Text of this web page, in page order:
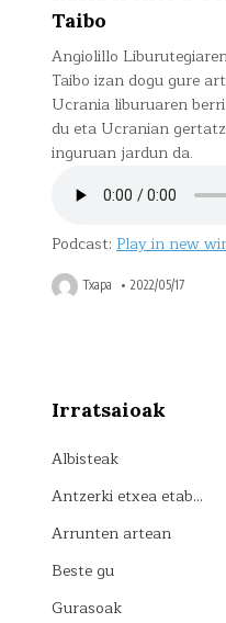
Taibo
Angiolillo
Taibo izan dogu gure
Ucrania liburuaren
du eta Ucranian
inguruan jardun da.
Podcast: Play in new
Txapa 2022/05/17
Irratsaioak
Albisteak
Antzerki etxea etab…
Arrunten artean
Beste gu
Gurasoak